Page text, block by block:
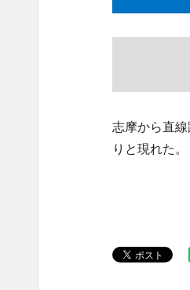
志摩から直
りと現れた。